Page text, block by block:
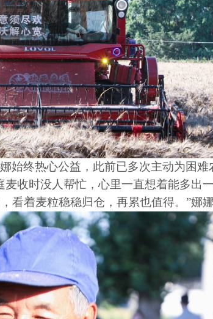
始终热心公益，此前已多次主动为困难
收时没人帮忙，心里一直想着能多出
看着麦粒稳稳归仓，再累也值得。”娜娜